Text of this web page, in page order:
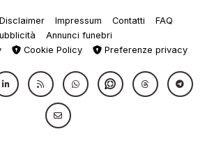
Disclaimer Impressum Contatti
FAQ
Annunci funebri
Cookie Policy Preferenze privacy